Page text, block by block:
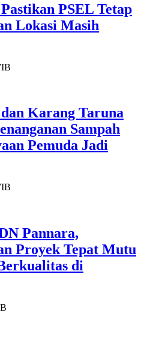
PSEL Tetap
Lokasi Masih
Karang Taruna
Sampah
Pemuda Jadi
Pannara,
Proyek Tepat Mutu
di